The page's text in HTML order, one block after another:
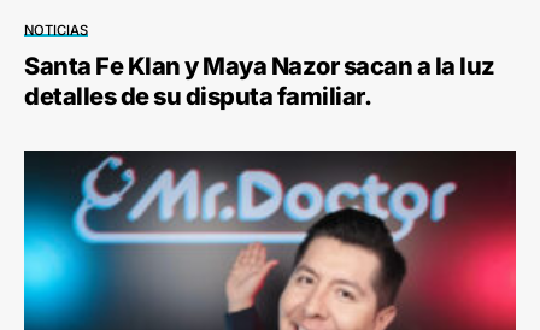
NOTICIAS
Santa Fe Klan y Maya Nazor sacan a la luz
detalles de su disputa familiar.